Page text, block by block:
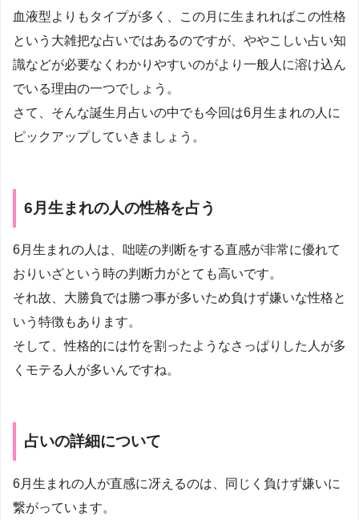
血液型よりもタイプが多く、この月に生まれればこの性格
という大雑把な占いではあるのですが、ややこしい占い知
識などが必要なくわかりやすいのがより一般人に溶け込ん
でいる理由の一つでしょう。
さて、そんな誕生月占いの中でも今回は6月生まれの人に
ピックアップしていきましょう。
6月生まれの人の性格を占う
6月生まれの人は、咄嗟の判断をする直感が非常に優れて
おりいざという時の判断力がとても高いです。
それ故、大勝負では勝つ事が多いため負けず嫌いな性格と
いう特徴もあります。
そして、性格的には竹を割ったようなさっぱりした人が多
くモテる人が多いんですね。
占いの詳細について
6月生まれの人が直感に冴えるのは、同じく負けず嫌いに
繋がっています。